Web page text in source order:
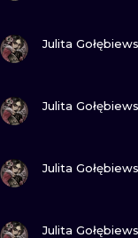
Julita
Julita
Julita
Julita